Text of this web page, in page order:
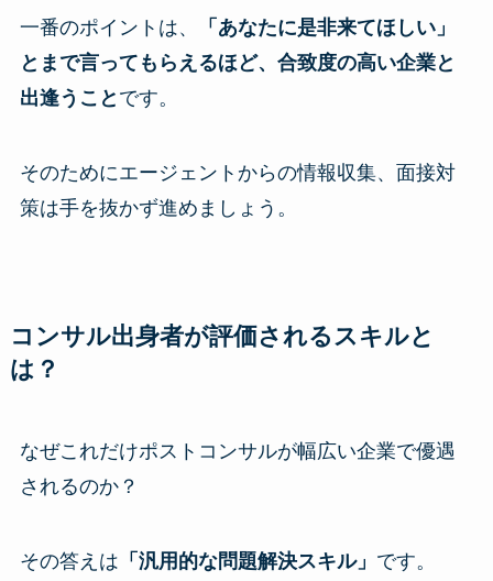
一番のポイントは、
「あなたに是非来てほしい」
とまで言ってもらえるほど、合致度の高い企業と
出逢うこと です。
そのためにエージェントからの情報収集、面接対
策は手を抜かず進めましょう。
コンサル出身者が評価されるスキルと
は？
なぜこれだけポストコンサルが幅広い企業で優遇
されるのか？
その答えは 「汎用的な問題解決スキル」 です。